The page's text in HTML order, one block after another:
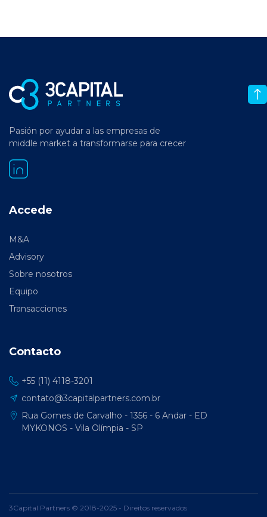
Pasión por ayudar a las empresas de
middle market a transformarse para crecer
Accede
M&A
Advisory
Sobre nosotros
Equipo
Transacciones
Contacto
+55 (11) 4118-3201
contato@3capitalpartners.com.br
Rua Gomes de Carvalho - 1356 - 6 Andar - ED
MYKONOS - Vila Olímpia - SP
3Capital Partners © 2018-2025 - Direitos reservados